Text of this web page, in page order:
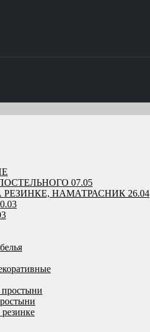
07.05
НАМАТРАСНИК 26.04
простыни